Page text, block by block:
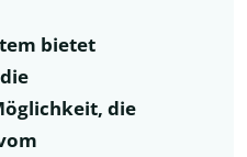
bietet
die